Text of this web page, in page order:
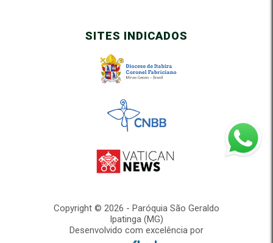
SITES INDICADOS
Copyright © 2026 - Paróquia São Geraldo
Ipatinga (MG)
Desenvolvido com excelência por